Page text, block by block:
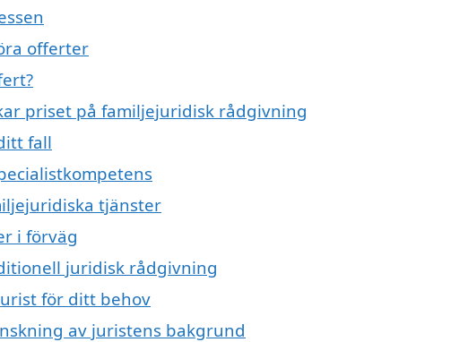
offerter
priset på familjejuridisk rådgivning
fall
tjänster
i förväg
juridisk rådgivning
för ditt behov
av juristens bakgrund